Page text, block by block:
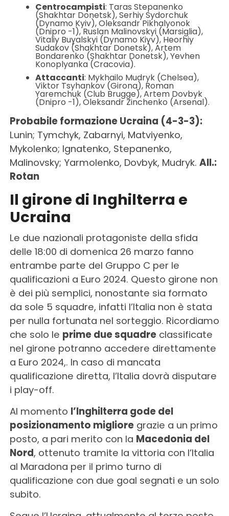
Centrocampisti: Taras Stepanenko
(Shakhtar Donetsk), Serhiy Sydorchuk
(Dynamo Kyiv), Oleksandr Pikhalyonok
(Dnipro -1), Ruslan Malinovskyi (Marsiglia),
Vitaliy Buyalskyi (Dynamo Kiyv), Heorhiy
Sudakov (Shakhtar Donetsk), Artem
Bondarenko (Shakhtar Donetsk), Yevhen
Konoplyanka (Cracovia).
Attaccanti: Mykhailo Mudryk (Chelsea),
Viktor Tsyhankov (Girona), Roman
Yaremchuk (Club Brugge), Artem Dovbyk
(Dnipro -1), Oleksandr Zinchenko (Arsenal).
Probabile formazione Ucraina (4-3-3):
Lunin; Tymchyk, Zabarnyi, Matviyenko,
Mykolenko; Ignatenko, Stepanenko,
Malinovsky; Yarmolenko, Dovbyk, Mudryk. All.:
Rotan
Il girone di Inghilterra e
Ucraina
Le due nazionali protagoniste della sfida
delle 18:00 di domenica 26 marzo fanno
entrambe parte del Gruppo C per le
qualificazioni a Euro 2024. Questo girone non
è dei più semplici, nonostante sia formato
da sole 5 squadre, infatti l’Italia non è stata
per nulla fortunata nel sorteggio. Ricordiamo
che solo le prime due squadreclassificate
nel girone potranno accedere direttamente
a Euro 2024,. In caso di mancata
qualificazione diretta, l’Italia dovrà disputare
i play-off.
Al momento l’Inghilterra gode del
posizionamento miglioregrazie a un primo
posto, a pari merito con la Macedonia del
Nord, ottenuto tramite la vittoria con l’Italia
al Maradona per il primo turno di
qualificazione con due goal segnati e un solo
subito.